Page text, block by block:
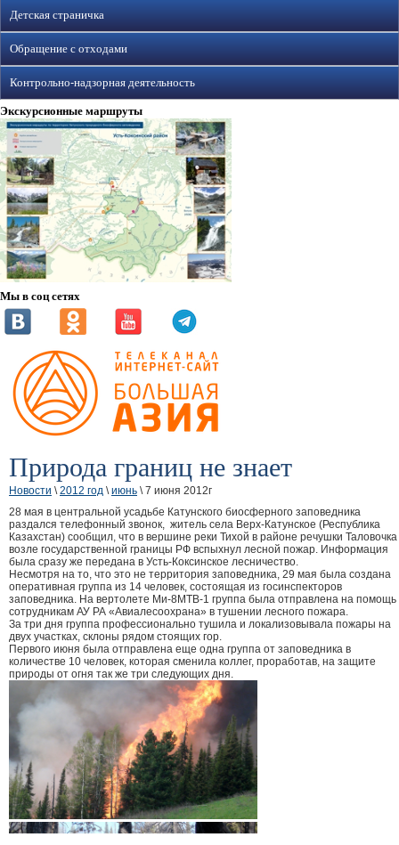
Детская страничка
Обращение с отходами
Контрольно-надзорная деятельность
Экскурсионные маршруты
Мы в соц сетях
Природа границ не знает
Новости \2012 год \июнь \ 7 июня 2012г
28 мая в центральной усадьбе Катунского биосферного заповедника
раздался телефонный звонок, житель села Верх-Катунское (Республика
Казахстан) сообщил, что в вершине реки Тихой в районе речушки Таловочка
возле государственной границы РФ вспыхнул лесной пожар. Информация
была сразу же передана в Усть-Коксинское лесничество.
Несмотря на то, что это не территория заповедника, 29 мая была создана
оперативная группа из 14 человек, состоящая из госинспекторов
заповедника. На вертолете Ми-8МТВ-1 группа была отправлена на помощь
сотрудникам АУ РА «Авиалесоохрана» в тушении лесного пожара.
За три дня группа профессионально тушила и локализовывала пожары на
двух участках, склоны рядом стоящих гор.
Первого июня была отправлена еще одна группа от заповедника в
количестве 10 человек, которая сменила коллег, проработав, на защите
природы от огня так же три следующих дня.